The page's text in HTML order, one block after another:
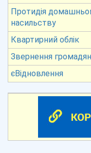
Протидія
насильству
Квартирний облік
Звернення громадян
єВідновлення